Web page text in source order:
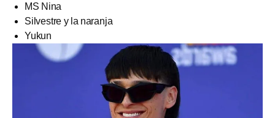
MS Nina
Silvestre y la naranja
Yukun